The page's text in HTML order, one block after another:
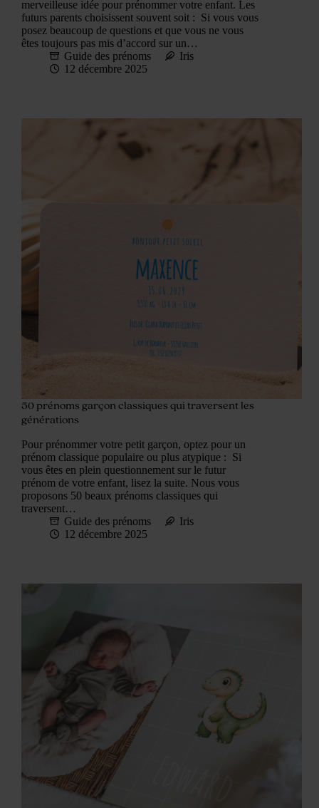
merveilleuse idée pour prénommer votre enfant. Les
futurs parents choisissent souvent soit : Si vous vous
posez beaucoup de questions et que vous ne vous
êtes toujours pas mis d’accord sur un…
Guide des prénoms
Iris
12 décembre 2025
50 prénoms garçon classiques qui traversent les
générations
Pour prénommer votre petit garçon, optez pour un
prénom classique populaire ou plus atypique : Si
vous êtes en plein questionnement sur le futur
prénom de votre enfant, lisez la suite. Nous vous
proposons 50 beaux prénoms classiques qui
traversent…
Guide des prénoms
Iris
12 décembre 2025